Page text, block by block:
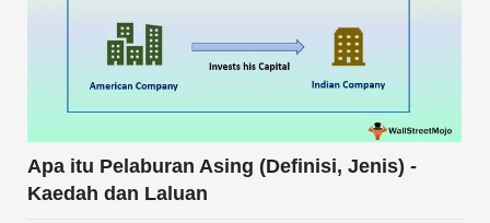
Apa itu Pelaburan Asing (Definisi, Jenis) -
Kaedah dan Laluan